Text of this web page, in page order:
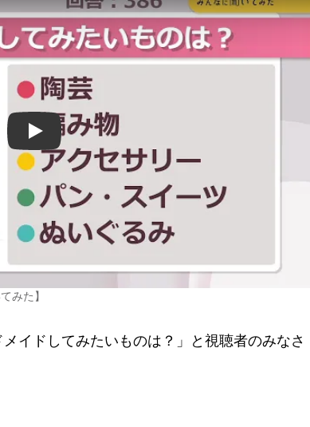
Play
みた】
イドしてみたいものは？」と視聴者のみなさ